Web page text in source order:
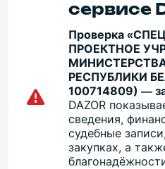
сервисе
Проверка
ПРОЕКТНОЕ
РЕСПУБЛИКИ
100714809) —
DAZOR
сведения,
судебные
закупках, а